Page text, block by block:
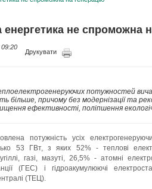
енергетика не спроможна
Друкувати
потужностей
більше, причому без модернізації та
ефективності, поліпшення
потужність усіх
53 ГВт, з яких 52% - теплові
газі, мазуті, 26,5% - атомні
(ГЕС) і гідроакумулюючі
(ТЕЦ).